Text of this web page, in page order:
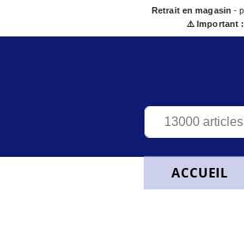
Retrait en magasin -
⚠️ Important :
ACCUEIL